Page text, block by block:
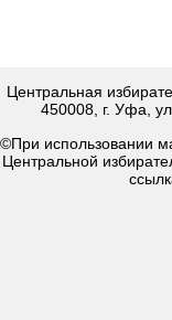
Центральная
450008, г. Уфа,
©При использовании
Центральной